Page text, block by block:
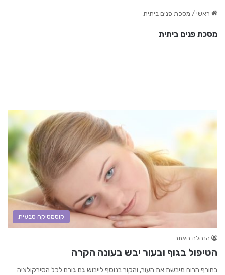
ראשי / מסכת פנים ביתית
מסכת פנים ביתית
קוסמטיקה טבעית
הנהלת האתר
הטיפול בגוף ובעור יבש בעונה הקרה
בחורף הרוח מיבשת את העור, והקור בנוסף לייבוש גם גורם לכל הסירקולציה